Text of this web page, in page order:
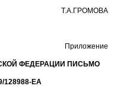
Т.А.ГРОМОВА
Приложение
ФЕДЕРАЦИИ ПИСЬМО
128988-ЕА